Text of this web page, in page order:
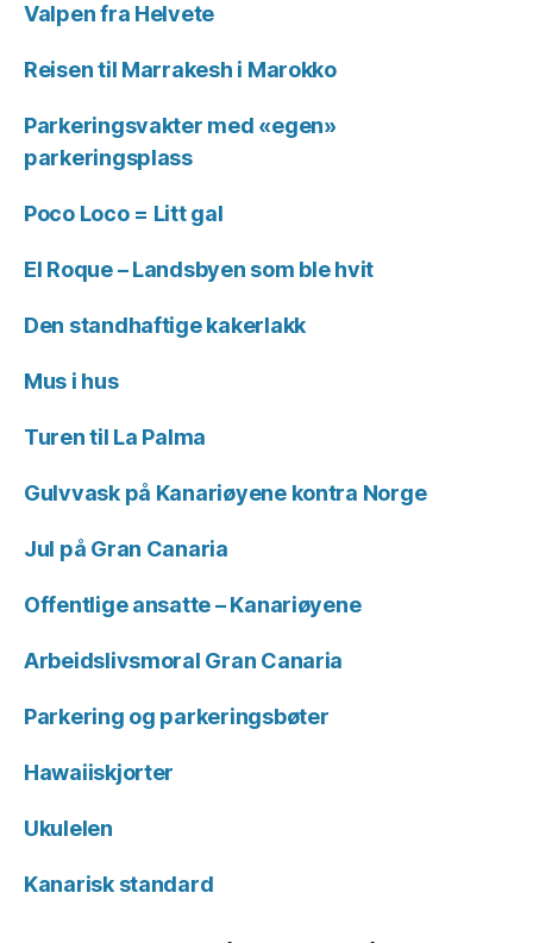
Valpen fra Helvete
Reisen til Marrakesh i Marokko
Parkeringsvakter med «egen»
parkeringsplass
Poco Loco = Litt gal
El Roque – Landsbyen som ble hvit
Den standhaftige kakerlakk
Mus i hus
Turen til La Palma
Gulvvask på Kanariøyene kontra Norge
Jul på Gran Canaria
Offentlige ansatte – Kanariøyene
Arbeidslivsmoral Gran Canaria
Parkering og parkeringsbøter
Hawaiiskjorter
Ukulelen
Kanarisk standard